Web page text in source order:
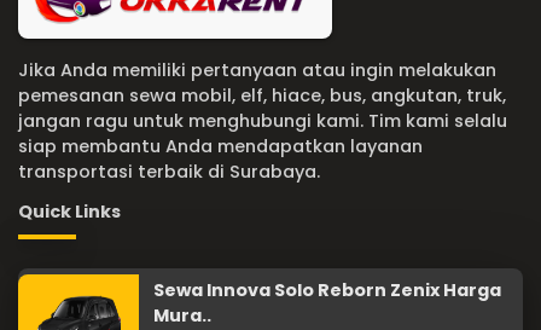
Jika Anda memiliki pertanyaan atau ingin melakukan
pemesanan sewa mobil, elf, hiace, bus, angkutan, truk,
jangan ragu untuk menghubungi kami. Tim kami selalu
siap membantu Anda mendapatkan layanan
transportasi terbaik di Surabaya.
Quick Links
Sewa Innova Solo Reborn Zenix Harga
Mura..